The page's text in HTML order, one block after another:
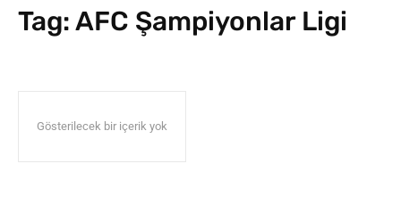
Tag:AFC Şampiyonlar Ligi
Gösterilecek bir içerik yok